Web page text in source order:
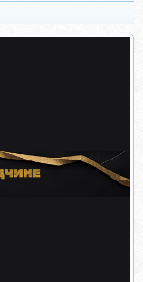
от 0 до 3-х лет (Лена...